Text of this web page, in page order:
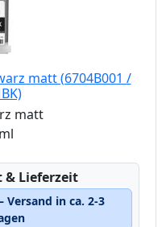
matt (6704B001 /
matt
Lieferzeit
Versand in ca. 2-3